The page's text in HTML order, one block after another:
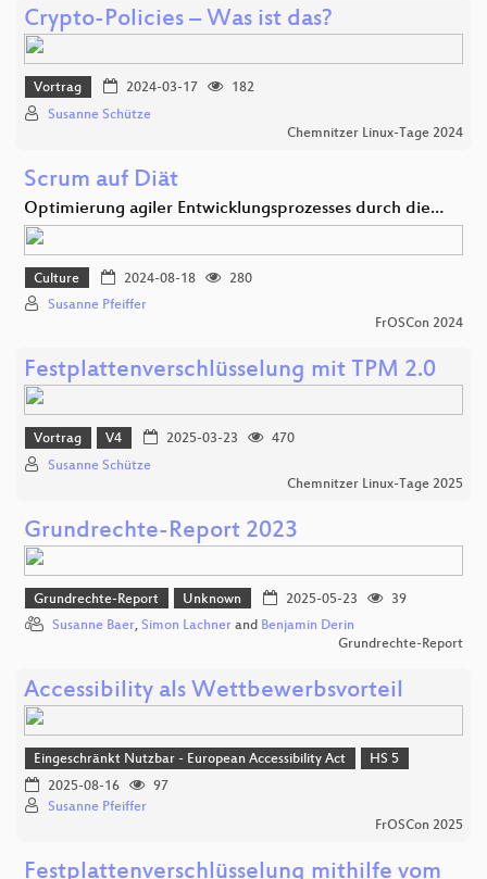
Crypto-Policies – Was ist das?
Vortrag 2024-03-17
182
Susanne Schütze
Chemnitzer Linux-Tage 2024
Scrum auf Diät
Optimierung agiler Entwicklungsprozesses durch die…
Culture 2024-08-18
280
Susanne Pfeiffer
FrOSCon 2024
Festplattenverschlüsselung mit TPM 2.0
Vortrag V4 2025-03-23
470
Susanne Schütze
Chemnitzer Linux-Tage 2025
Grundrechte-Report 2023
Grundrechte-Report Unknown 2025-05-23
39
Susanne Baer, Simon Lachner and Benjamin Derin
Grundrechte-Report
Accessibility als Wettbewerbsvorteil
Eingeschränkt Nutzbar - European Accessibility Act
HS 5
2025-08-16
97
Susanne Pfeiffer
FrOSCon 2025
Festplattenverschlüsselung mithilfe vom